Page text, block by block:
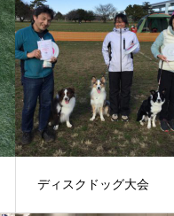
ディスクドッグ大会